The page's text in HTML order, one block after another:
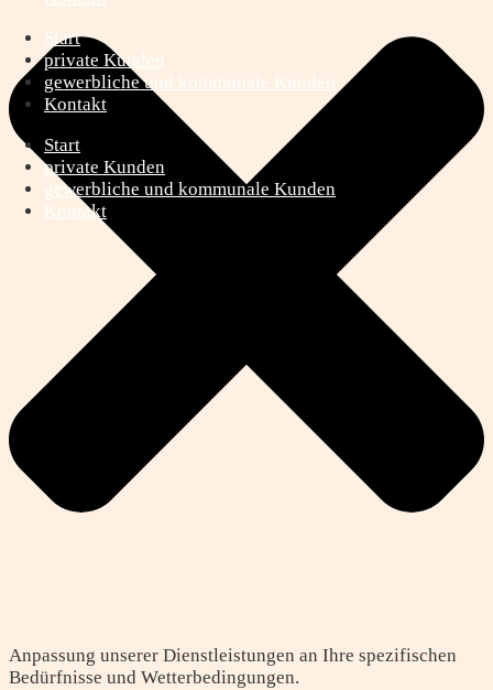
Start
private Kunden
gewerbliche und kommunale Kunden
Kontakt
Start
private Kunden
gewerbliche und kommunale Kunden
Kontakt
Anpassung unserer Dienstleistungen an Ihre spezifischen
Bedürfnisse und Wetterbedingungen.